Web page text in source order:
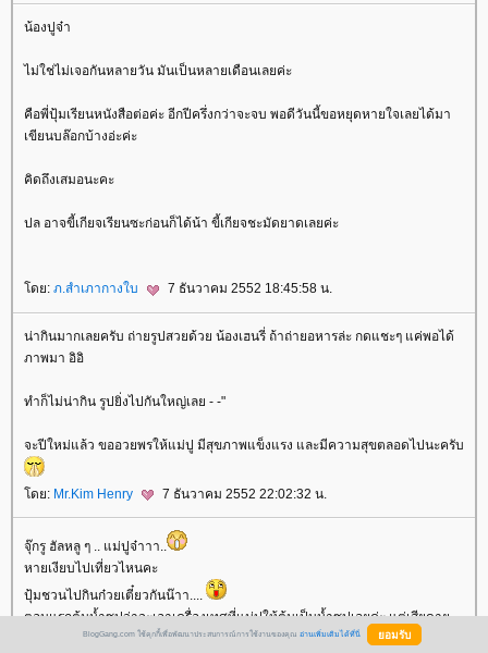
น้องปูจ๋า
ไม่ใช่ไม่เจอกันหลายวัน มันเป็นหลายเดือนเลยค่ะ
คือพี่ปุ้มเรียนหนังสือต่อค่ะ อีกปีครึ่งกว่าจะจบ พอดีวันนี้ขอหยุดหายใจเลยได้มา
เขียนบล๊อกบ้างอ่ะค่ะ
คิดถึงเสมอนะคะ
ปล อาจขี้เกียจเรียนซะก่อนก็ได้น้า ขี้เกียจชะมัดยาดเลยค่ะ
ดย: ภ.สำเภากางใบ 7 ธันวาคม 2552 18:45:58 น.
น่ากินมากเลยครับ ถ่ายรูปสวยด้วย น้องเฮนรี่ ถ้าถ่ายอหารล่ะ กดแชะๆ แค่พอได้
ภาพมา อิอิ
ทำก็ไม่น่ากิน รูปยิ่งไปกันใหญ่เลย - -"
จะปีใหม่แล้ว ขออวยพรให้แม่ปู มีสุขภาพแข็งแรง และมีความสุขตลอดไปนะครับ
ดย: Mr.Kim Henry 7 ธันวาคม 2552 22:02:32 น.
จุ๊กรู ฮัลหลู ๆ .. แม่ปูจ๋าาา..
หายเงียบไปเที่ยวไหนคะ
ปุ้มชวนไปกินก๋วยเตี๋ยวกันน๊าา....
ตอนแรกต้มน้ำซุปว่าจะเอาเครื่องเทศที่แม่ปูให้ต้มเป็นน้ำซุปเลยค่ะ แต่เสียดา
กลัวหมด แอบเก็บไปทำตอนโอกาสดี ๆ ดีกว่า
BlogGang.com ใช้คุกกี้เพื่อพัฒนาประสบการณ์การใช้งานของคุณ อ่านเพิ่มเติมได้ที่นี่